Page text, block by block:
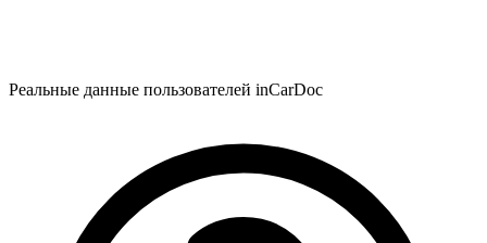
Реальные данные пользователей inCarDoc